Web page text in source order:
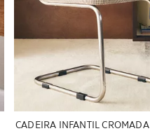
CADEIRA INFANTIL CROMADA